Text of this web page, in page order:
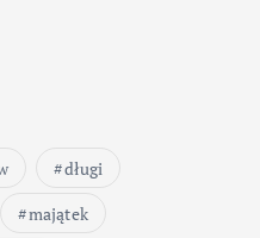
długi
majątek